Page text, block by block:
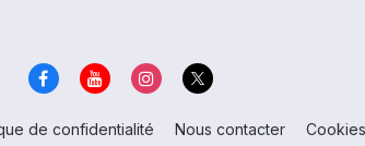
de confidentialité Nous contacter Cookies